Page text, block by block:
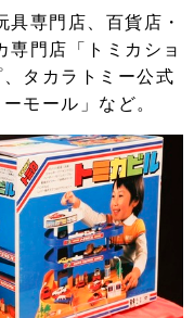
専門店、百貨店・
専門店「トミカショ
タカラトミー公式
モール」など。